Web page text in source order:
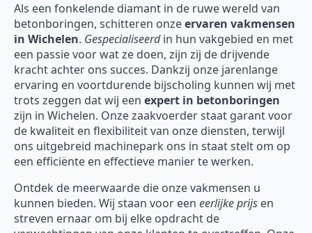
Als een fonkelende diamant in de ruwe wereld van
betonboringen, schitteren onzeervaren vakmensen
in Wichelen. Gespecialiseerdin hun vakgebied en met
een passie voor wat ze doen, zijn zij de drijvende
kracht achter ons succes. Dankzij onze jarenlange
ervaring en voortdurende bijscholing kunnen wij met
trots zeggen dat wij een expert in betonboringen
zijn in Wichelen. Onze zaakvoerder staat garant voor
de kwaliteit en flexibiliteit van onze diensten, terwijl
ons uitgebreid machinepark ons in staat stelt om op
een efficiënte en effectieve manier te werken.
Ontdek de meerwaarde die onze vakmensen u
kunnen bieden. Wij staan voor een eerlijke prijs en
streven ernaar om bij elke opdracht de